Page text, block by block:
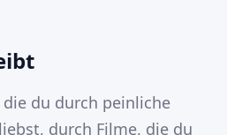
du durch peinliche
durch Filme, die du